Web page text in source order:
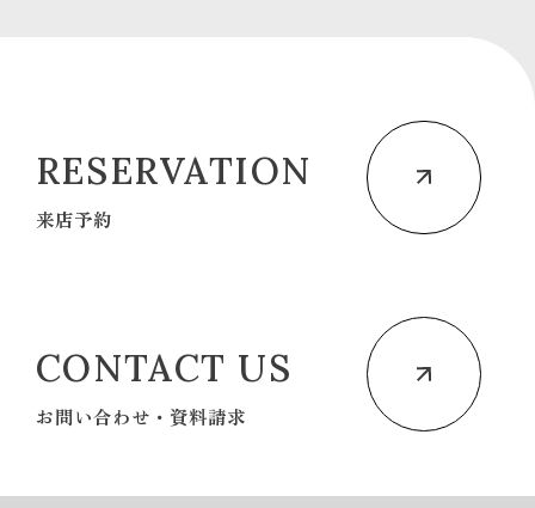
RESERVATION
来店予約
CONTACT US
お問い合わせ・資料請求